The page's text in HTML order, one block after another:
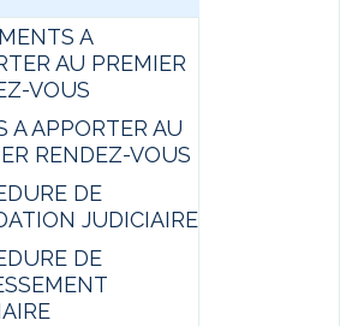
A
AU PREMIER
VOUS
A APPORTER AU
RENDEZ-VOUS
DE
JUDICIAIRE
DE